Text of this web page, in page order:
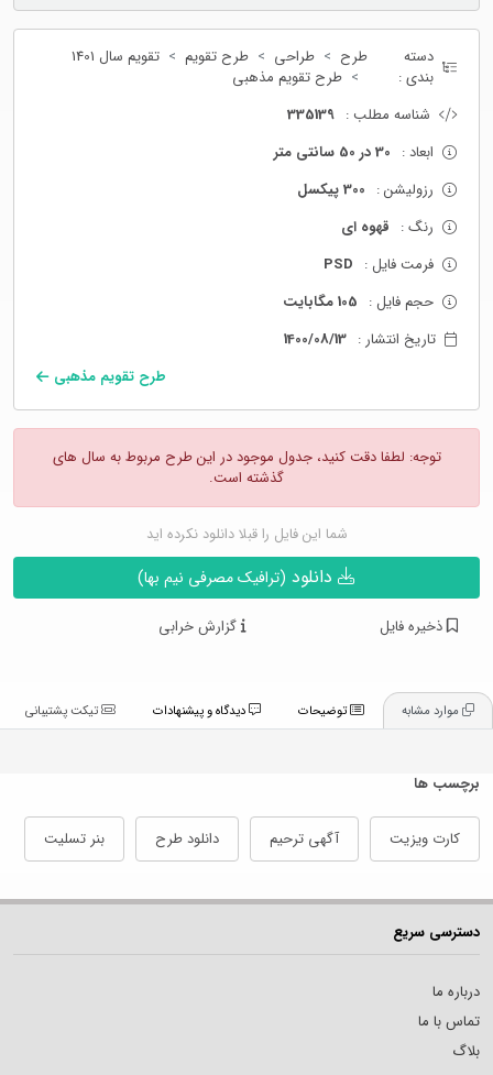
دسته
بندی :
طرح طراحی طرح تقویم
تقویم سال 1401
طرح تقویم مذهبی
شناسه مطلب : 335139
ابعاد : 30 در 50 سانتی متر
رزولیشن : 300 پیکسل
رنگ : قهوه ای
فرمت فایل : PSD
حجم فایل : 105 مگابایت
تاریخ انتشار : 1400/08/13
طرح تقویم مذهبی
توجه: لطفا دقت کنید، جدول موجود در این طرح مربوط به سال های
گذشته است.
شما این فایل را قبلا دانلود نکرده اید
(ترافیک مصرفی نیم بها)
ذخیره فایل گزارش خرابی
توضیحات تیکت پشتیبانی
برچسب ها
کارت ویزیت آگهی ترحیم دانلود طرح بنر تسلیت
دسترسی سریع
درباره ما
تماس با ما
بلاگ